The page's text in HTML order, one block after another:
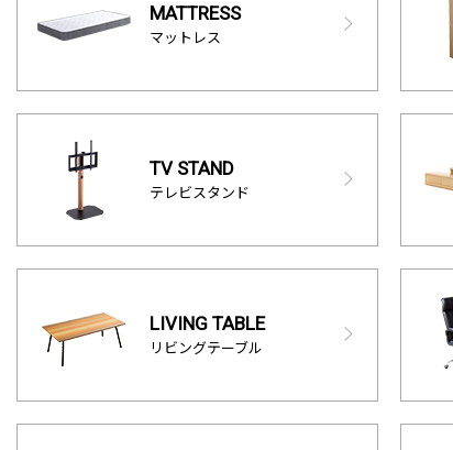
MATTRESS
マットレス
TV STAND
テレビスタンド
LIVING TABLE
リビングテーブル